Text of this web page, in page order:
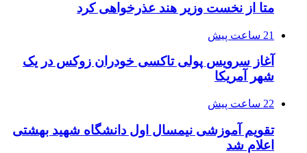
متا از نخست وزیر هند عذرخواهی کرد
21 ساعت پیش
آغاز سرویس پولی تاکسی خودران زوکس در یک
شهر آمریکا
22 ساعت پیش
تقویم آموزشی نیمسال اول دانشگاه شهید بهشتی
اعلام شد